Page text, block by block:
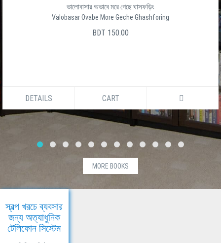
ভালোবাসার অভাবে মরে গেছে ঘাসফড়িং
Valobasar Ovabe More Geche Ghashforing
BDT 150.00
DETAILS CART
MORE BOOKS
স্বল্প খরচে ব্যবসার
জন্য অত্যাধুনিক
টেলিফোন সিস্টেম